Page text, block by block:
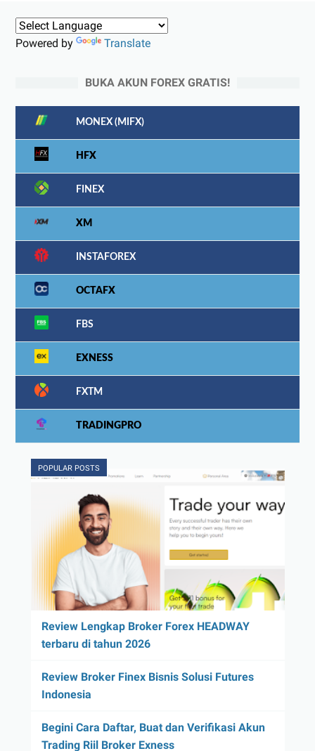
Powered by Translate
BUKA AKUN FOREX GRATIS!
MONEX (MIFX)
HFX
FINEX
XM
INSTAFOREX
OCTAFX
FBS
EXNESS
FXTM
TRADINGPRO
POPULAR POSTS
Review Lengkap Broker Forex HEADWAY
terbaru di tahun 2026
Review Broker Finex Bisnis Solusi Futures
Indonesia
Begini Cara Daftar, Buat dan Verifikasi Akun
Trading Riil Broker Exness